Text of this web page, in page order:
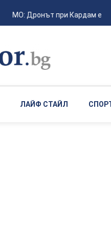
МО: Дронът при Кардам е
ЛАЙФ СТАЙЛ